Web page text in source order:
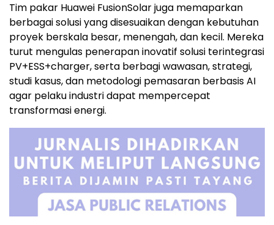
Tim pakar Huawei FusionSolar juga memaparkan
berbagai solusi yang disesuaikan dengan kebutuhan
proyek berskala besar, menengah, dan kecil. Mereka
turut mengulas penerapan inovatif solusi terintegrasi
PV+ESS+charger, serta berbagi wawasan, strategi,
studi kasus, dan metodologi pemasaran berbasis AI
agar pelaku industri dapat mempercepat
transformasi energi.